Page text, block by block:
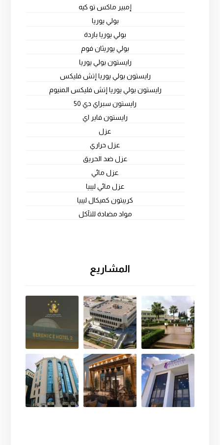
إمبير ماكس تو كيه
بولي يوريا
بولي يوريا باردة
بولي يوريثان فوم
رايستون بولي يوريا
رايستون بولي يوريا إتش فليكس
رايستون بولي يوريا إتش فليكس المنيوم
رايستون سبراي دي 50
رايستون فاير اي
عزل
عزل حراري
عزل ضد الحريق
عزل مائي
عزل مائي ليبيا
كريبتون كميكال ليبيا
مواد مضادة للتآكل
المشاريع